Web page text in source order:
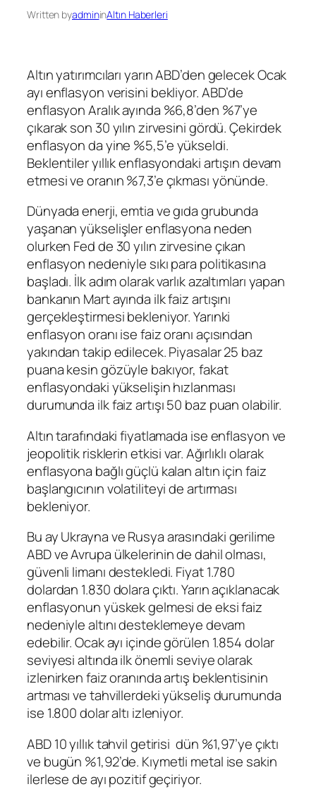
Written byadmininAltın Haberleri
Altınyatırımcıları yarın ABD’den gelecek Ocak
ayıenflasyonverisini bekliyor. ABD’de
enflasyon Aralık ayında %6,8’den %7’ye
çıkarak son 30 yılın zirvesini gördü.Çekirdek
enflasyonda yine %5,5’e yükseldi.
Beklentiler yıllık enflasyondaki artışın devam
etmesi ve oranın %7,3’e çıkması yönünde.
Dünyada enerji, emtia ve gıda grubunda
yaşanan yükselişler enflasyona neden
olurken Fedde 30 yılın zirvesine çıkan
enflasyon nedeniyle sıkı para politikasına
başladı. İlk adım olarak varlık azaltımları yapan
bankanın Mart ayında ilk faiz artışını
gerçekleştirmesi bekleniyor. Yarınki
enflasyon oranı ise faiz oranı açısından
yakından takip edilecek. Piyasalar 25 baz
puana kesin gözüyle bakıyor, fakat
enflasyondaki yükselişin hızlanması
durumunda ilk faiz artışı 50 baz puan olabilir.
Altın tarafındaki fiyatlamada ise enflasyon ve
jeopolitik risklerin etkisi var. Ağırlıklı olarak
enflasyona bağlı güçlü kalan altın için faiz
başlangıcının volatiliteyi de artırması
bekleniyor.
Bu ay Ukrayna ve Rusya arasındaki gerilime
ABD ve Avrupa ülkelerinin de dahil olması,
güvenli limanı destekledi. Fiyat 1.780
dolardan 1.830 dolara çıktı. Yarın açıklanacak
enflasyonun yüskek gelmesi de eksi faiz
nedeniyle altını desteklemeye devam
edebilir. Ocak ayı içinde görülen 1.854 dolar
seviyesi altında ilk önemli seviye olarak
izlenirken faiz oranında artış beklentisinin
artması ve tahvillerdeki yükseliş durumunda
ise 1.800 dolar altı izleniyor.
ABD 10 yıllık tahvil getirisi dün %1,97’ye çıktı
ve bugün %1,92’de. Kıymetli metal ise sakin
ilerlese de ayı pozitif geçiriyor.